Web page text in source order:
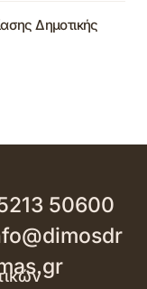
Δημοτικής
50600